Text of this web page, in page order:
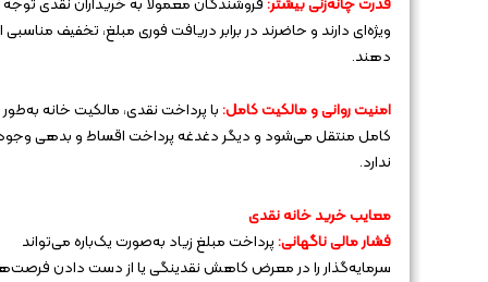
قدرت چانه‌زنی بیشتر:فروشندگان معمولاً به خریداران نقدی توجه
ویژه‌ای دارند و حاضرند در برابر دریافت فوری مبلغ، تخفیف مناسبی
دهند.
امنیت روانی و مالکیت کامل:با پرداخت نقدی، مالکیت خانه به‌طور
کامل منتقل می‌شود و دیگر دغدغه پرداخت اقساط و بدهی
ندارد.
معایب خرید خانه نقدی
فشار مالی ناگهانی:پرداخت مبلغ زیاد به‌صورت یک‌باره می‌تواند
سرمایه‌گذار را در معرض کاهش نقدینگی یا از دست دادن